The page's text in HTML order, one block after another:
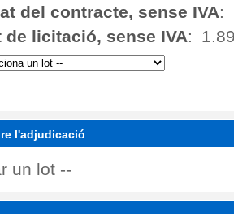
del contracte, sense IVA:
de licitació, sense IVA:
l'adjudicació
un lot --